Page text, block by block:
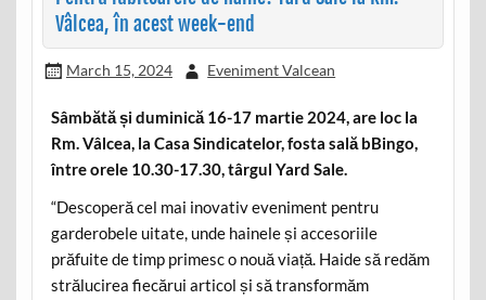
Vâlcea, în acest week-end
March 15, 2024 Eveniment Valcean
Sâmbătă și duminică 16-17 martie 2024, are loc la
Rm. Vâlcea, la Casa Sindicatelor, fosta sală bBingo,
între orele 10.30-17.30, târgul Yard Sale.
“Descoperă cel mai inovativ eveniment pentru
garderobele uitate, unde hainele și accesoriile
prăfuite de timp primesc o nouă viață. Haide să redăm
strălucirea fiecărui articol și să transformăm